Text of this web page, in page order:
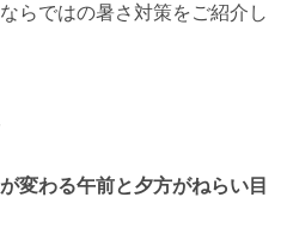
らではの暑さ対策をご紹介し
変わる午前と夕方がねらい目